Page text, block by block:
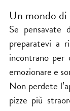
Un mondo di
Se pensavate
preparatevi a
incontrano per
emozionare e
Non perdete
pizze più